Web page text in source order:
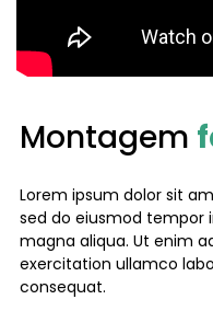
Montagem
Lorem ipsum dolor sit
sed do eiusmod tempor
magna aliqua. Ut enim
exercitation ullamco
consequat.